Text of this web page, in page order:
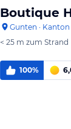
Boutique
Gunten · Kanton
< 25 m zum Strand
100%